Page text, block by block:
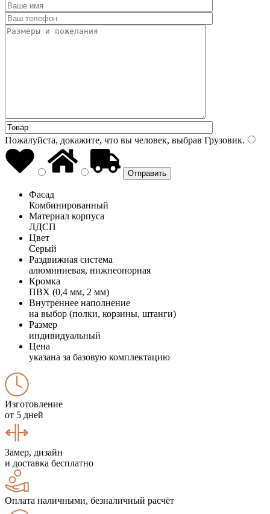
Пожалуйста, докажите, что вы человек, выбрав Грузовик.
Фасад
Комбинированный
Материал корпуса
ЛДСП
Цвет
Серый
Раздвижная система
алюминиевая, нижнеопорная
Кромка
ПВХ (0,4 мм, 2 мм)
Внутреннее наполнение
на выбор (полки, корзины, штанги)
Размер
индивидуальный
Цена
указана за базовую комплектацию
Изготовление
от 5 дней
Замер, дизайн
и доставка бесплатно
Оплата наличными, безналичный расчёт